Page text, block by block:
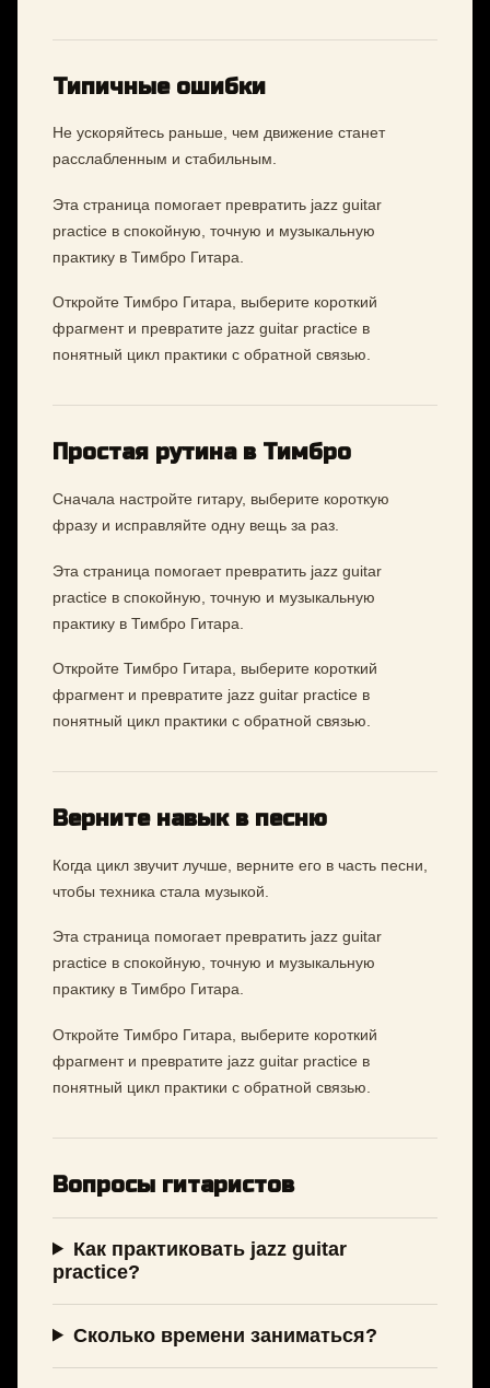
Типичные ошибки
Не ускоряйтесь раньше, чем движение станет
расслабленным и стабильным.
Эта страница помогает превратить jazz guitar
practice в спокойную, точную и музыкальную
практику в Тимбро Гитара.
Откройте Тимбро Гитара, выберите короткий
фрагмент и превратите jazz guitar practice в
понятный цикл практики с обратной связью.
Простая рутина в Тимбро
Сначала настройте гитару, выберите короткую
фразу и исправляйте одну вещь за раз.
Эта страница помогает превратить jazz guitar
practice в спокойную, точную и музыкальную
практику в Тимбро Гитара.
Откройте Тимбро Гитара, выберите короткий
фрагмент и превратите jazz guitar practice в
понятный цикл практики с обратной связью.
Верните навык в песню
Когда цикл звучит лучше, верните его в часть песни,
чтобы техника стала музыкой.
Эта страница помогает превратить jazz guitar
practice в спокойную, точную и музыкальную
практику в Тимбро Гитара.
Откройте Тимбро Гитара, выберите короткий
фрагмент и превратите jazz guitar practice в
понятный цикл практики с обратной связью.
Вопросы гитаристов
Как практиковать jazz guitar
practice?
Сколько времени заниматься?